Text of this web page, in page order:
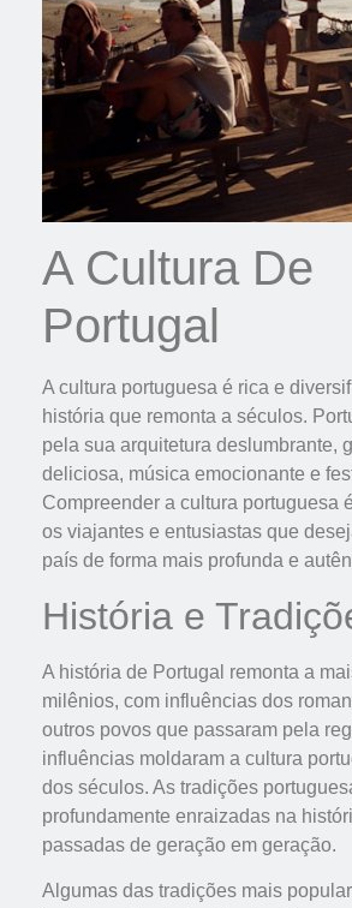
A Cultura De
Portugal
A cultura portuguesa é rica e
história que remonta a séculos.
pela sua arquitetura deslumbrante,
deliciosa, música emocionante e
Compreender a cultura portuguesa
os viajantes e entusiastas que
país de forma mais profunda e
História e
A história de Portugal remonta a
milênios, com influências dos
outros povos que passaram pela
influências moldaram a cultura
dos séculos. As tradições
profundamente enraizadas na
passadas de geração em geração.
Algumas das tradições mais